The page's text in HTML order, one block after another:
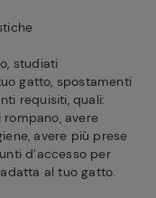
studiati
gatto, spostamenti
requisiti, quali:
avere
avere più prese
d’accesso per
al tuo gatto.